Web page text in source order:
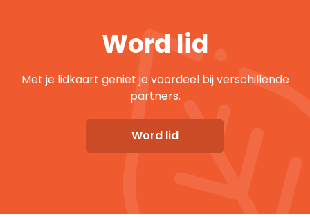
Word lid
Met je lidkaart geniet je voordeel bij verschillende
partners.
Word lid